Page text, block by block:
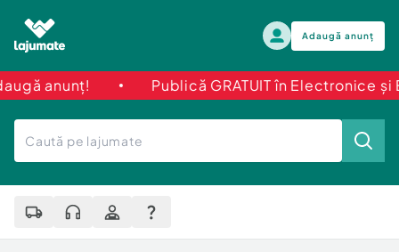
Adaugă anunț
Publică GRATUIT în Electronice și